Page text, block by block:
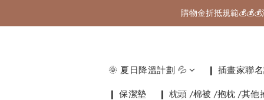
🚚 國內滿千免
購物金折抵規範
🌞 夏日降溫計劃 💦 ❙ 插畫家聯
❙ 保潔墊 ❙ 枕頭 /棉被 /抱枕 /其他